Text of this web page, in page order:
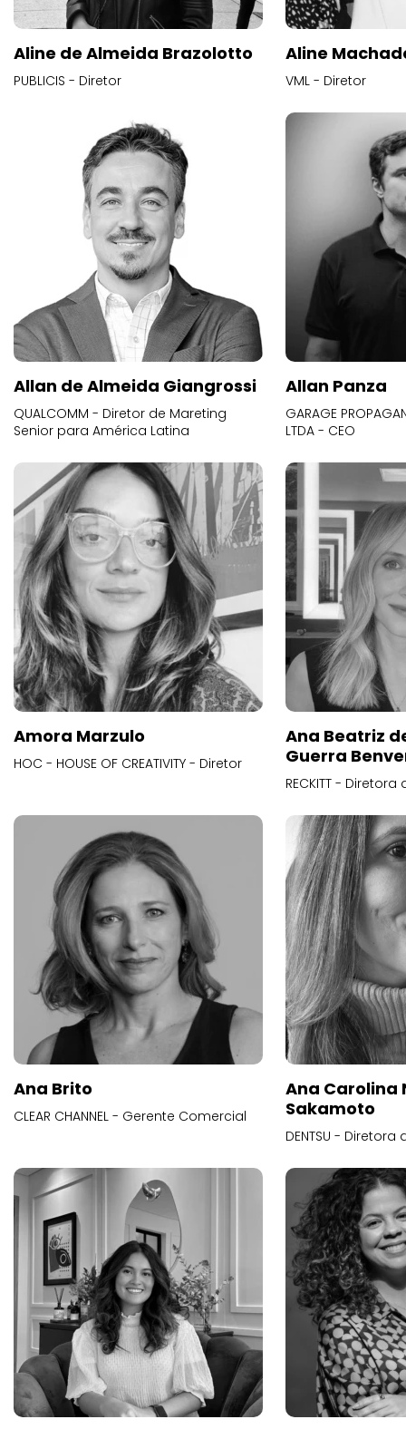
Aline de Almeida Brazolotto
PUBLICIS - Diretor
Aline
VML - Diretor
Allan de Almeida Giangrossi
QUALCOMM - Diretor de Mareting
Senior para América Latina
Allan Panza
GARAGE
LTDA - CEO
Amora Marzulo
HOC - HOUSE OF CREATIVITY - Diretor
Ana Beatriz
Guerra
RECKITT -
Ana Brito
CLEAR CHANNEL - Gerente Comercial
Ana Carolina
Sakamoto
DENTSU -